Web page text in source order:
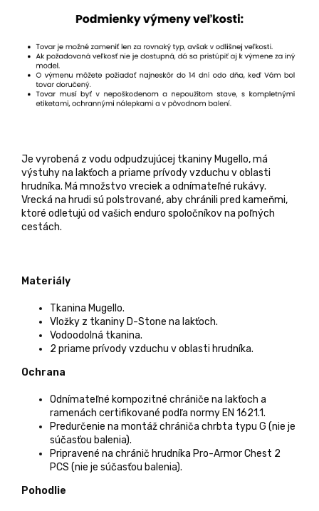
Je vyrobená z vodu odpudzujúcej tkaniny Mugello, má
výstuhy na lakťoch a priame prívody vzduchu v oblasti
hrudníka. Má množstvo vreciek a odnímateľné rukávy.
Vrecká na hrudi sú polstrované, aby chránili pred kameňmi,
ktoré odletujú od vašich enduro spoločníkov na poľných
cestách.
Materiály
Tkanina Mugello.
Vložky z tkaniny D-Stone na lakťoch.
Vodoodolná tkanina.
2 priame prívody vzduchu v oblasti hrudníka.
Ochrana
Odnímateľné kompozitné chrániče na lakťoch a
ramenách certifikované podľa normy EN 1621.1.
Predurčenie na montáž chrániča chrbta typu G (nie je
súčasťou balenia).
Pripravené na chránič hrudníka Pro-Armor Chest 2
PCS (nie je súčasťou balenia).
Pohodlie